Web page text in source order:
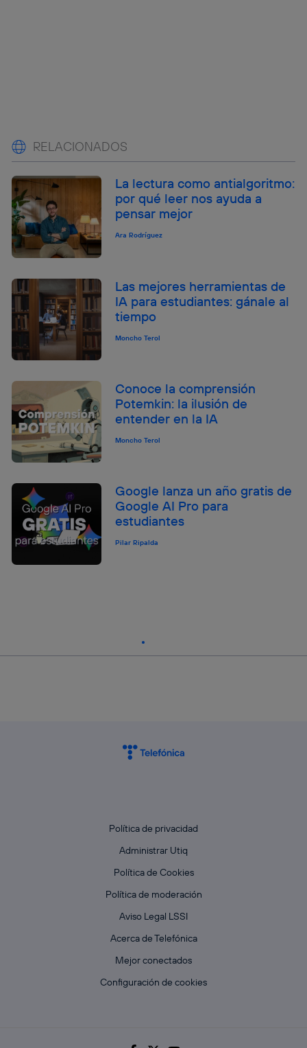
RELACIONADOS
La lectura como antialgoritmo:
por qué leer nos ayuda a
pensar mejor
Ara Rodríguez
Las mejores herramientas de
IA para estudiantes: gánale al
tiempo
Moncho Terol
Conoce la comprensión
Potemkin: la ilusión de
entender en la IA
Moncho Terol
Google lanza un año gratis de
Google AI Pro para
estudiantes
Pilar Ripalda
Política de privacidad
Administrar Utiq
Política de Cookies
Política de moderación
Aviso Legal LSSI
Acerca de Telefónica
Mejor conectados
Configuración de cookies